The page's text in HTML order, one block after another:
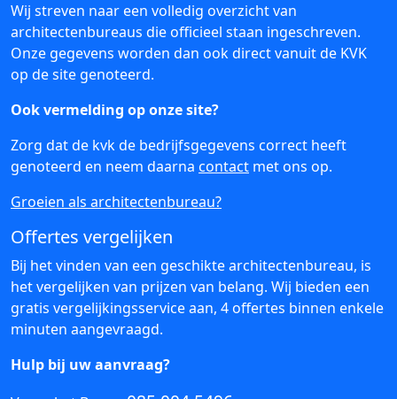
Wij streven naar een volledig overzicht van
architectenbureaus die officieel staan ingeschreven.
Onze gegevens worden dan ook direct vanuit de KVK
op de site genoteerd.
Ook vermelding op onze site?
Zorg dat de kvk de bedrijfsgegevens correct heeft
genoteerd en neem daarna contact met ons op.
Groeien als architectenbureau?
Offertes vergelijken
Bij het vinden van een geschikte architectenbureau, is
het vergelijken van prijzen van belang. Wij bieden een
gratis vergelijkingsservice aan, 4 offertes binnen enkele
minuten aangevraagd.
Hulp bij uw aanvraag?